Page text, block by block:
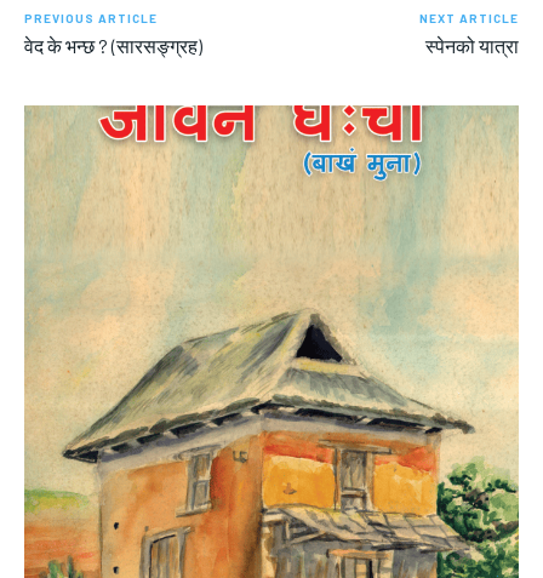
PREVIOUS ARTICLE
वेद के भन्छ ? (सारसङ्ग्रह)
NEXT ARTICLE
स्पेनको यात्रा